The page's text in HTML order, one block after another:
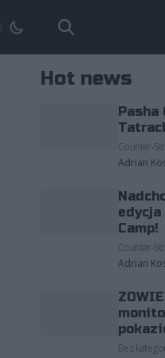
Hot news
Pasha
Counter-
Adrian
edycja
Camp!
Counter-
Adrian
Bez